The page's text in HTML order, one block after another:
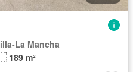
La Mancha
189 m²